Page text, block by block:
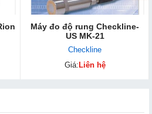
Máy đo độ rung Checkline-
US MK-21
Checkline
Giá: Liên hệ